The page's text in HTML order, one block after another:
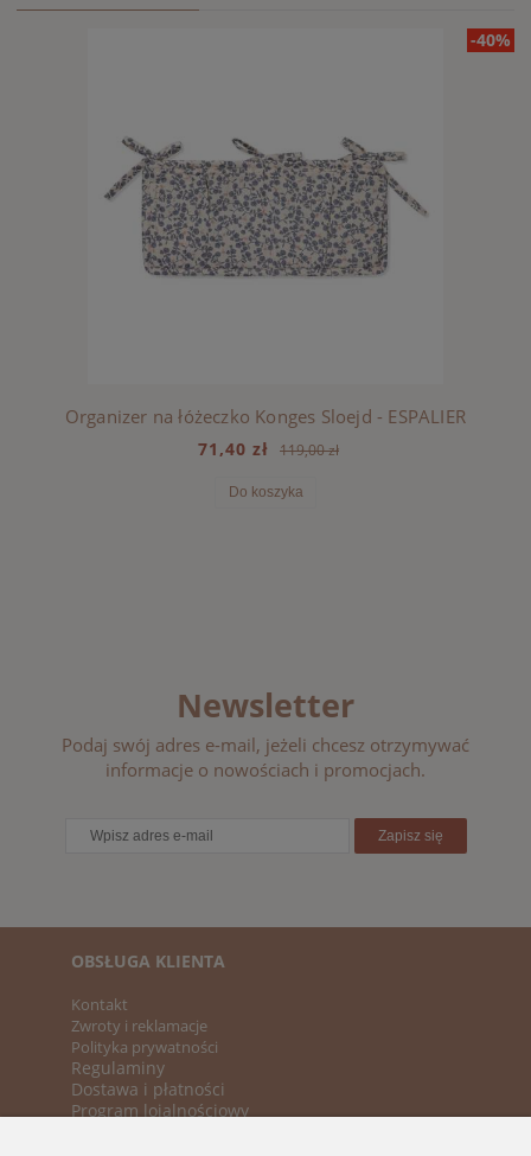
-40%
Organizer na łóżeczko Konges Sloejd - ESPALIER
71,40 zł 119,00 zł
Do koszyka
Newsletter
Podaj swój adres e-mail, jeżeli chcesz otrzymywać
informacje o nowościach i promocjach.
Zapisz się
OBSŁUGA KLIENTA
Kontakt
Zwroty i reklamacje
Polityka prywatności
Regulaminy
Dostawa i płatności
Program lojalnościowy